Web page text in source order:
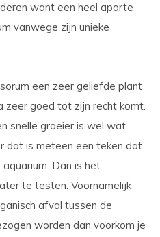
want een heel aparte
vanwege zijn unieke
een zeer geliefde plant
zeer goed tot zijn recht komt.
snelle groeier is wel wat
dat is meteen een teken dat
Dan is het
te testen. Voornamelijk
afval tussen de
worden dan voorkom je